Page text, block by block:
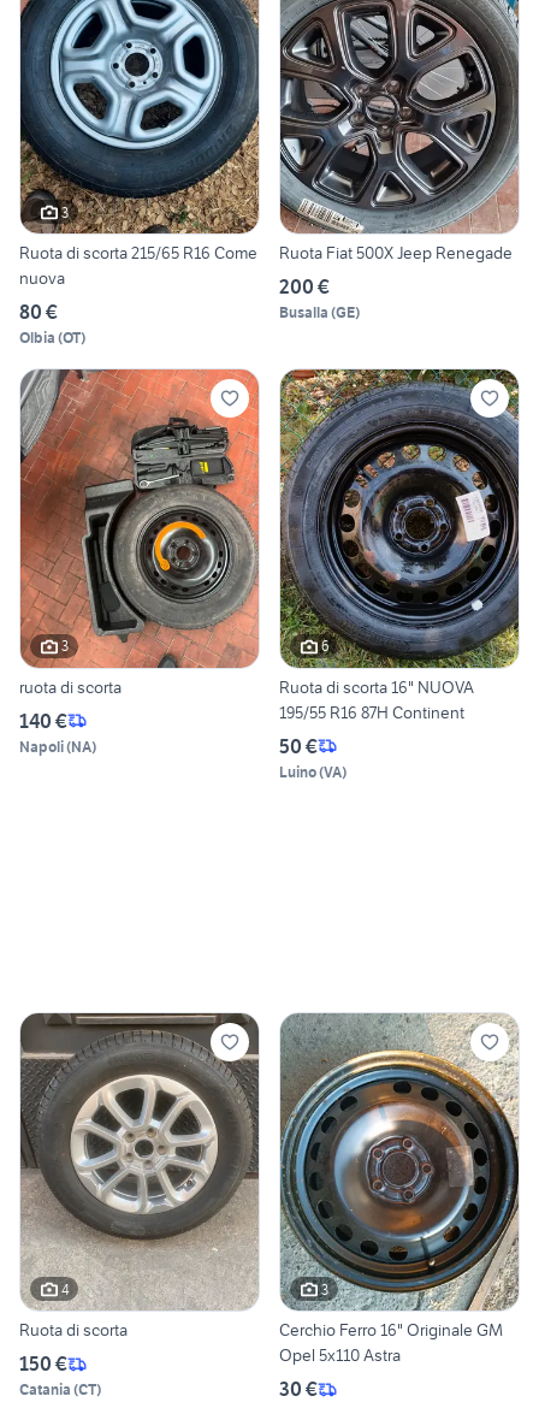
3
Ruota di scorta 215/65 R16 Come
nuova
80 €
Olbia (OT)
Ruota Fiat 500X Jeep Renegade
200 €
Busalla (GE)
3
ruota di scorta
140 €
Napoli(NA)
6
Ruota di scorta 16" NUOVA
195/55 R16 87H Continent
50 €
Luino(VA)
4
Ruota di scorta
150 €
Catania (CT)
3
Cerchio Ferro 16" Originale GM
Opel 5x110 Astra
30 €